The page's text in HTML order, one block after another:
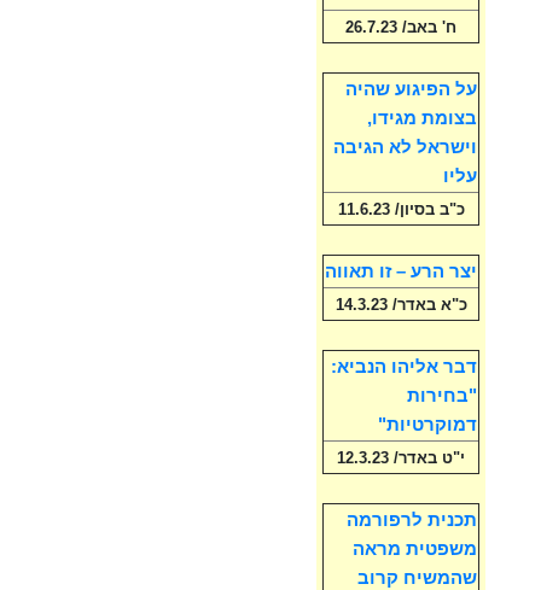
ח' באב/ 26.7.23
על הפיגוע שהיה
בצומת מגידו,
וישראל לא הגיבה
עליו
כ"ב בסיון/ 11.6.23
יצר הרע – זו תאווה
כ"א באדר/ 14.3.23
דבר אליהו הנביא:
"בחירות
דמוקרטיות"
י"ט באדר/ 12.3.23
תכנית לרפורמה
משפטית מראה
שהמשיח קרוב